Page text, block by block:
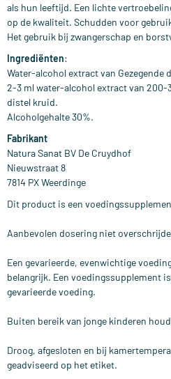
als hun leeftijd. Een lichte
op de kwaliteit. Schudden voor
Het gebruik bij zwangerschap en
Ingrediënten:
Water-alcohol extract van Gezegende
2-3 ml water-alcohol extract van 200-
distel kruid.
Alcoholgehalte 30%.
Fabrikant
Natura Sanat BV De Cruydhof
Nieuwstraat 8
7814 PX Weerdinge
Dit product is een
Aanbevolen dosering niet
Een gevarieerde, evenwichtige
belangrijk. Een voedingssupplement
gevarieerde voeding.
Buiten bereik van jonge kinderen
Droog, afgesloten en bij
geadviseerd op het etiket.